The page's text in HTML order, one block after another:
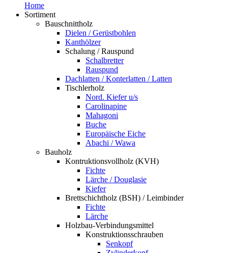
Home
Sortiment
Bauschnittholz
Dielen / Gerüstbohlen
Kanthölzer
Schalung / Rauspund
Schalbretter
Rauspund
Dachlatten / Konterlatten / Latten
Tischlerholz
Nord. Kiefer u/s
Carolinapine
Mahagoni
Buche
Europäische Eiche
Abachi / Wawa
Bauholz
Kontruktionsvollholz (KVH)
Fichte
Lärche / Douglasie
Kiefer
Brettschichtholz (BSH) / Leimbinder
Fichte
Lärche
Holzbau-Verbindungsmittel
Konstruktionsschrauben
Senkopf